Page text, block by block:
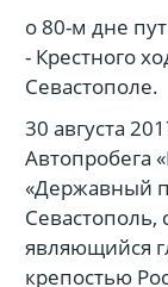
о 80-м дне
- Крестного
Севастополе.
30 августа
Автопробега
«Державный
Севастополь,
являющийся
крепостью